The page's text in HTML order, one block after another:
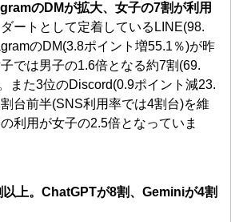
のDMが拡大、女子の7割が利用
ートとして定着しているLINE(98.
のDM(3.8ポイント増55.1％)が昨
では男子の1.6倍となる約7割(69.
また3位のDiscord(0.9ポイント減23.
台前半(SNS利用率では4割台)を維
利用が女子の2.5倍となっていま
上。ChatGPTが8割、Geminiが4割